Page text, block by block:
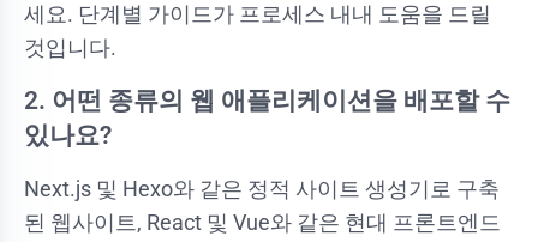
세요. 단계별 가이드가 프로세스 내내 도움을 드릴
것입니다.
2. 어떤 종류의 웹 애플리케이션을 배포할 수
있나요?
Next.js 및 Hexo와 같은 정적 사이트 생성기로 구축
된 웹사이트, React 및 Vue와 같은 현대 프론트엔드